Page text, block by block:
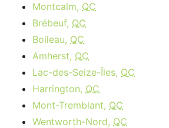
Montcalm, QC
Brébeuf, QC
Boileau, QC
Amherst, QC
Lac-des-Seize-Îles, QC
Harrington, QC
Mont-Tremblant, QC
Wentworth-Nord, QC